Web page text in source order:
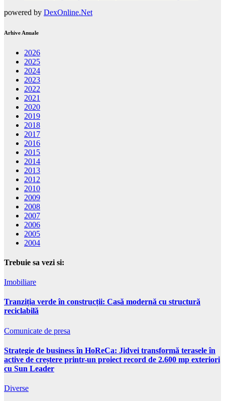
powered by DexOnline.Net
Arhive Anuale
2026
2025
2024
2023
2022
2021
2020
2019
2018
2017
2016
2015
2014
2013
2012
2010
2009
2008
2007
2006
2005
2004
Trebuie sa vezi si:
Imobiliare
Tranziția verde în construcții: Casă modernă cu structură
reciclabilă
Comunicate de presa
Strategie de business în HoReCa: Jidvei transformă terasele în
active de creștere printr-un proiect record de 2.600 mp exteriori
cu Sun Leader
Diverse